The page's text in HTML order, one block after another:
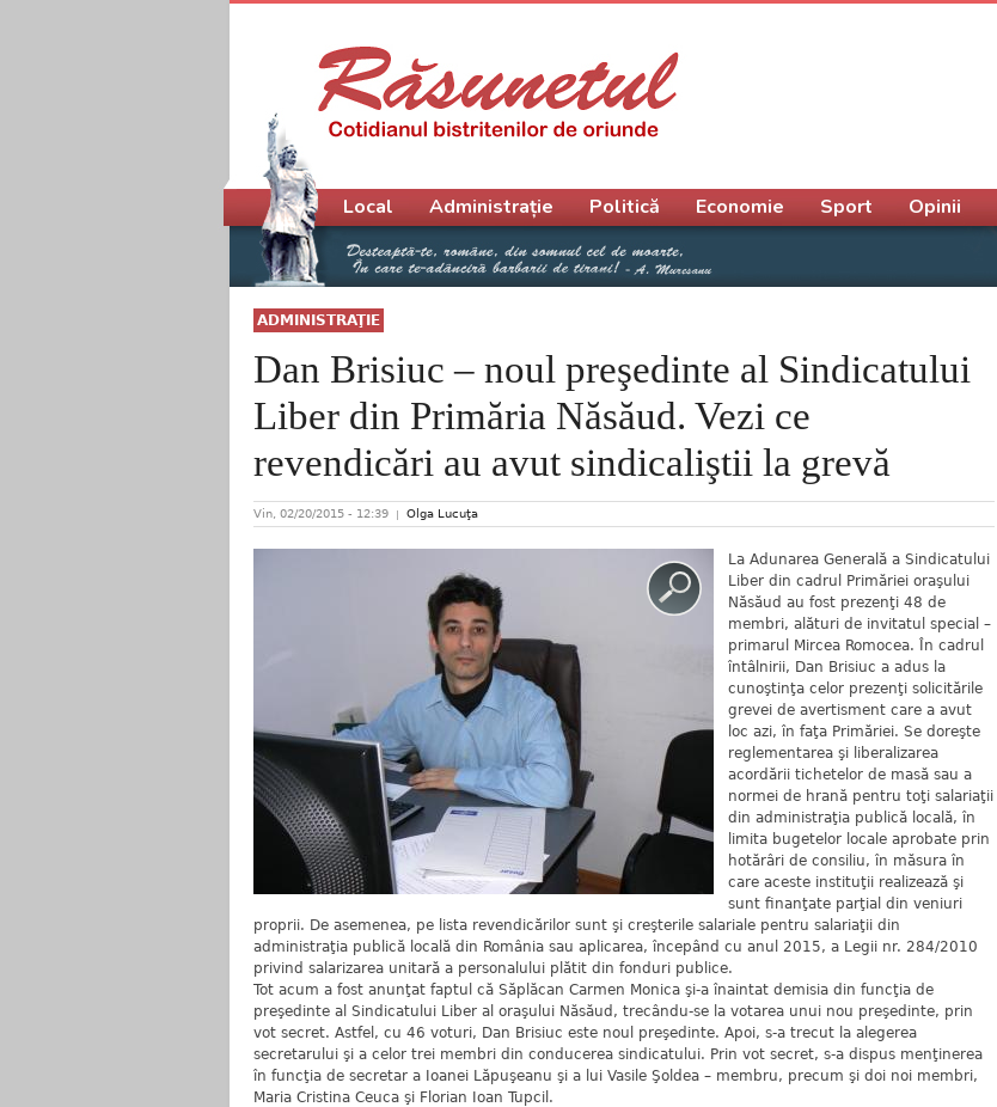
ADMINISTRAŢIE
Dan Brisiuc – noul preşedinte al Sindicatului
Liber din Primăria Năsăud. Vezi ce
revendicări au avut sindicaliştii la grevă
Vin, 02/20/2015 - 12:39 Olga Lucuţa
La Adunarea Generală a Sindicatului
Liber din cadrul Primăriei oraşului
Năsăud au fost prezenţi 48 de
membri, alături de invitatul special –
primarul Mircea Romocea. În cadrul
întâlnirii, Dan Brisiuc a adus la
cunoştinţa celor prezenţi solicitările
grevei de avertisment care a avut
loc azi, în faţa Primăriei. Se doreşte
reglementarea şi liberalizarea
acordării tichetelor de masă sau a
normei de hrană pentru toţi salariaţii
din administraţia publică locală, în
limita bugetelor locale aprobate prin
hotărâri de consiliu, în măsura în
care aceste instituţii realizează şi
sunt finanţate parţial din veniuri
proprii. De asemenea, pe lista revendicărilor sunt şi creşterile salariale pentru salariaţii din
administraţia publică locală din România sau aplicarea, începând cu anul 2015, a Legii nr. 284/2010
privind salarizarea unitară a personalului plătit din fonduri publice.
Tot acum a fost anunţat faptul că Săplăcan Carmen Monica şi-a înaintat demisia din funcţia de
preşedinte al Sindicatului Liber al oraşului Năsăud, trecându-se la votarea unui nou preşedinte, prin
vot secret. Astfel, cu 46 voturi, Dan Brisiuc este noul preşedinte. Apoi, s-a trecut la alegerea
secretarului şi a celor trei membri din conducerea sindicatului. Prin vot secret, s-a dispus menţinerea
în funcţia de secretar a Ioanei Lăpuşeanu şi a lui Vasile Şoldea – membru, precum şi doi noi membri,
Maria Cristina Ceuca şi Florian Ioan Tupcil.
Meniu principal
Local Administrație Politică Economie Sport Opinii